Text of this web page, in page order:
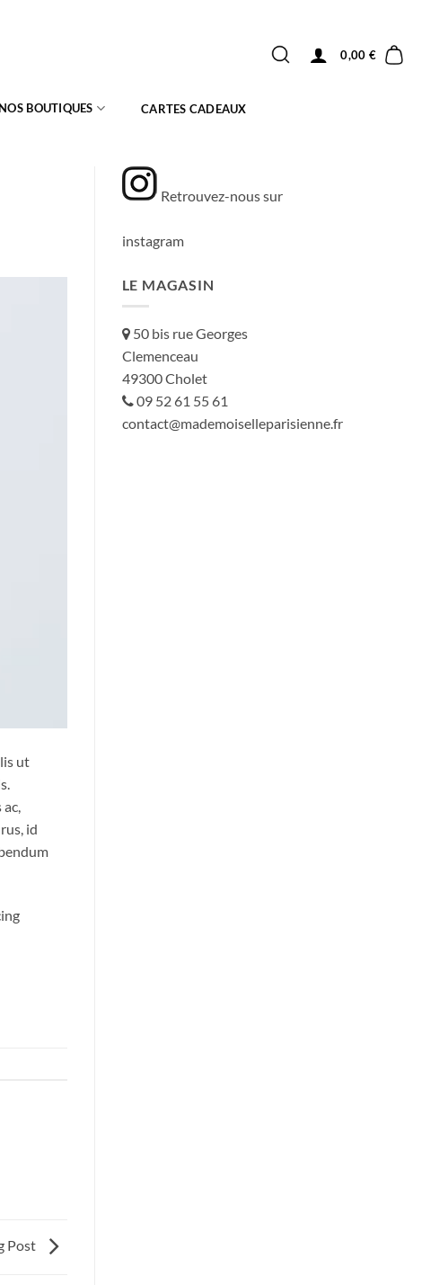
0,00 €
NOS BOUTIQUES CARTES CADEAUX
ut
id
Post
Retrouvez-nous sur
instagram
LE MAGASIN
50 bis rue Georges
Clemenceau
49300 Cholet
09 52 61 55 61
contact@mademoiselleparisienne.fr